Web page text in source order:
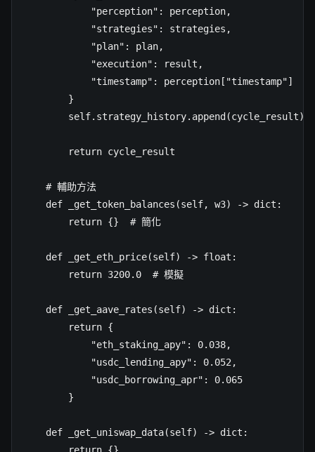
            "perception": perception,
            "strategies": strategies,
            "plan": plan,
            "execution": result,
            "timestamp": perception["timestamp"]
        }
        self.strategy_history.append(cycle_result)
        return cycle_result
    # 輔助方法
    def _get_token_balances(self, w3) -> dict:
        return {}  # 簡化
    def _get_eth_price(self) -> float:
        return 3200.0  # 模擬
    def _get_aave_rates(self) -> dict:
        return {
            "eth_staking_apy": 0.038,
            "usdc_lending_apy": 0.052,
            "usdc_borrowing_apr": 0.065
        }
    def _get_uniswap_data(self) -> dict:
        return {}